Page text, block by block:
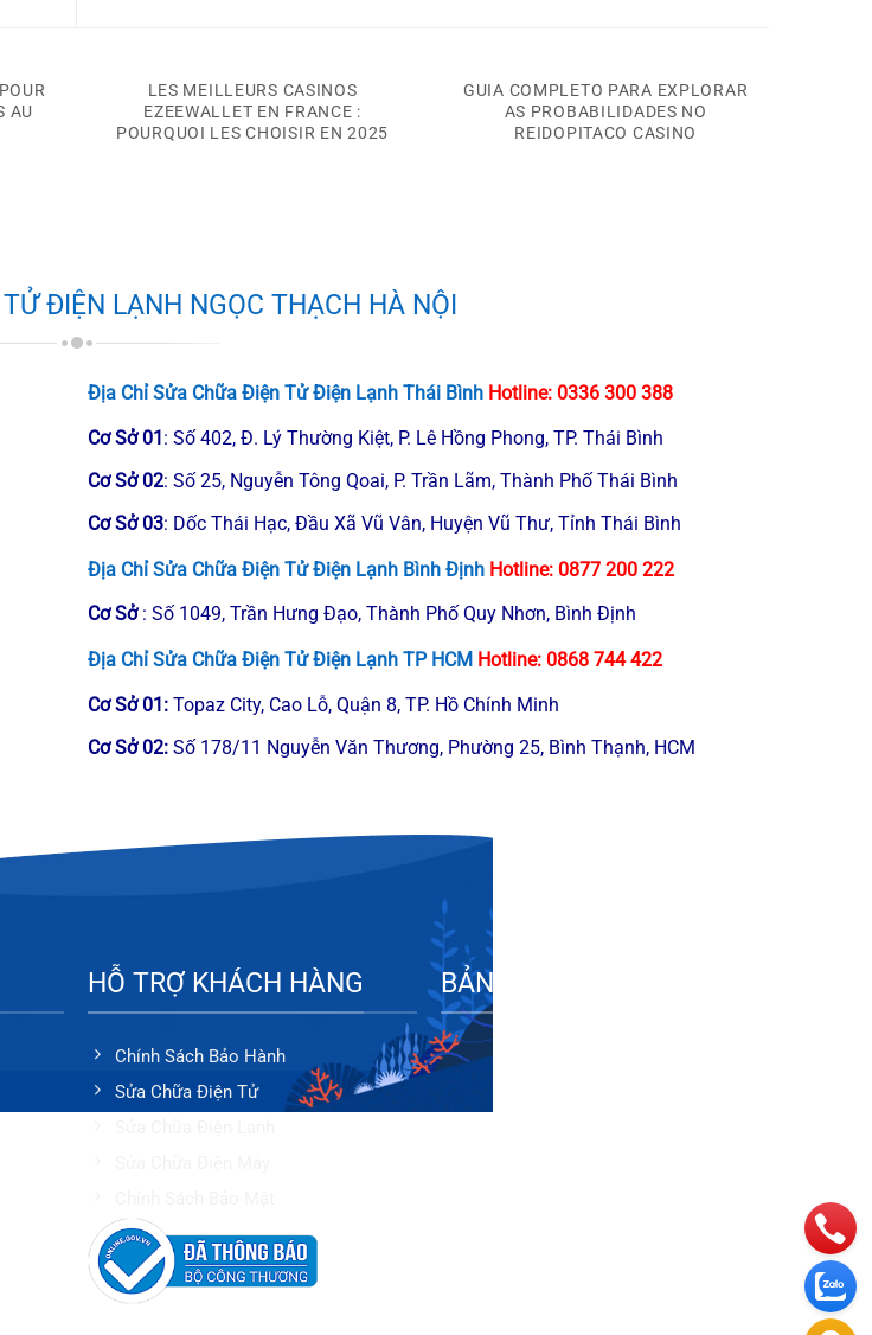
AU
LES MEILLEURS CASINOS
EZEEWALLET EN FRANCE :
POURQUOI LES CHOISIR EN 2025
GUIA COMPLETO PARA EXPLORAR
AS PROBABILIDADES NO
REIDOPITACO CASINO
ĐIỆN LẠNH NGỌC THẠCH HÀ NỘI
Địa Chỉ Sửa Chữa Điện Tử Điện Lạnh Thái Bình Hotline: 0336 300 388
Cơ Sở01: Số 402, Đ. Lý Thường Kiệt, P. Lê Hồng Phong, TP. Thái Bình
Cơ Sở02: Số 25, Nguyễn Tông Qoai, P. Trần Lãm, Thành Phố Thái Bình
Cơ Sở03: Dốc Thái Hạc, Đầu Xã Vũ Vân, Huyện Vũ Thư, Tỉnh Thái Bình
Địa Chỉ Sửa Chữa Điện Tử Điện Lạnh Bình Định Hotline: 0877 200 222
Cơ Sở : Số 1049, Trần Hưng Đạo, Thành Phố Quy Nhơn, Bình Định
Địa Chỉ Sửa Chữa Điện Tử Điện Lạnh TP HCM Hotline: 0868 744 422
Cơ Sở01: Topaz City, Cao Lỗ, Quận 8, TP. Hồ Chính Minh
Cơ Sở02: Số 178/11 Nguyễn Văn Thương, Phường 25, Bình Thạnh, HCM
HỖ TRỢ KHÁCH HÀNG
Chính Sách Bảo Hành
Sửa Chữa Điện Tử
BẢN ĐỒ CHỈ ĐƯỜNG